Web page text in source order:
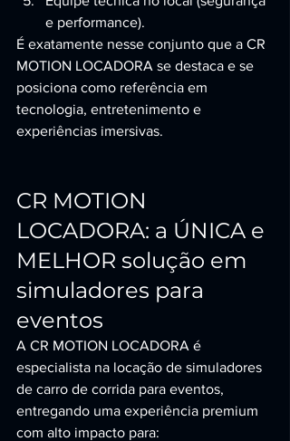
e performance).
É exatamente nesse conjunto que a CR
MOTION LOCADORA se destaca e se
posiciona como referência em
tecnologia, entretenimento e
experiências imersivas.
CR MOTION
LOCADORA: a ÚNICA e
MELHOR solução em
simuladores para
eventos
A CR MOTION LOCADORA é
especialista na locação de simuladores
de carro de corrida para eventos,
entregando uma experiência premium
com alto impacto para: